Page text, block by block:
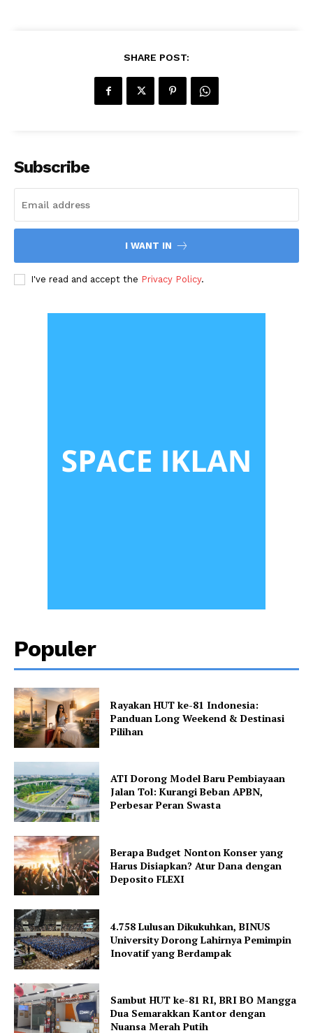
SHARE POST:
Subscribe
I WANT IN
I've read and accept the Privacy Policy.
Populer
Rayakan HUT ke-81 Indonesia:
Panduan Long Weekend & Destinasi
Pilihan
ATI Dorong Model Baru Pembiayaan
Jalan Tol: Kurangi Beban APBN,
Perbesar Peran Swasta
Berapa Budget Nonton Konser yang
Harus Disiapkan? Atur Dana dengan
Deposito FLEXI
4.758 Lulusan Dikukuhkan, BINUS
University Dorong Lahirnya Pemimpin
Inovatif yang Berdampak
Sambut HUT ke-81 RI, BRI BO Mangga
Dua Semarakkan Kantor dengan
Nuansa Merah Putih